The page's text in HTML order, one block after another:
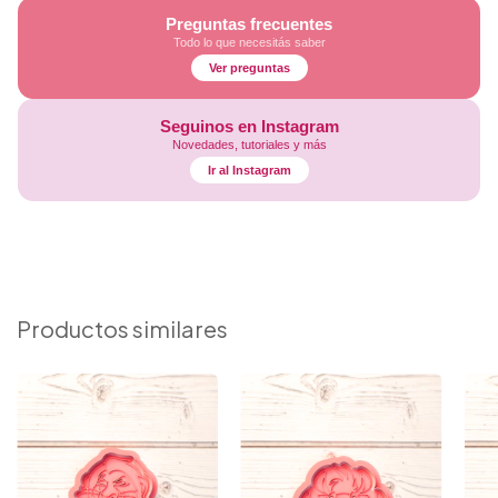
Preguntas frecuentes
Todo lo que necesitás saber
Ver preguntas
Seguinos en Instagram
Novedades, tutoriales y más
Ir al Instagram
Productos similares